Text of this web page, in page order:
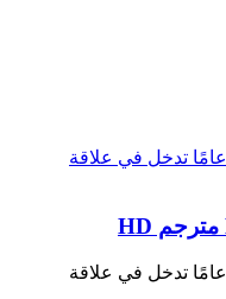
ناقدة موسيقية تبلغ من العمر 24 عامًا تدخل في علاقة
ناقدة موسيقية تبلغ من العمر 24 عامًا تدخل في علاقة